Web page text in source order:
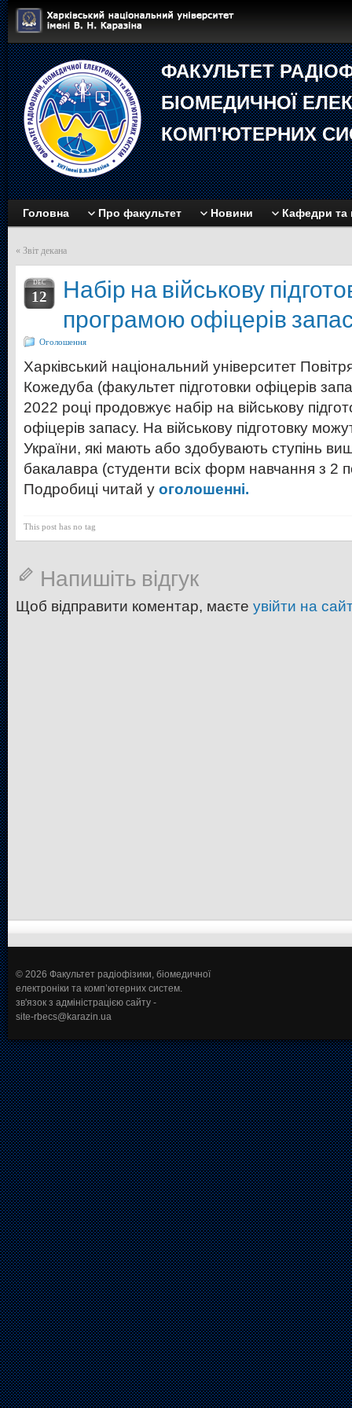
ФАКУЛЬТЕТ
БIОМЕДИЧНОЇ
КОМП'ЮТЕРНИХ
Головна Про факультет Новини Кафедри та
« Звіт декана
DEC
12
Набір на військову
програмою офіцерів
Оголошення
Харківський національний університет
Кожедуба (факультет підготовки офіцерів
2022 році продовжує набір на військову
офіцерів запасу. На військову підготовку
України, які мають або здобувають ступінь
бакалавра (студенти всіх форм навчання з 2
Подробиці читай у оголошенні.
This post has no tag
Напишіть відгук
Щоб відправити коментар, маєте увійти на сайт
© 2026 Факультет радіофізики, біомедичної
електроніки та комп’ютерних систем.
зв'язок з адміністрацією сайту -
site-rbecs@karazin.ua